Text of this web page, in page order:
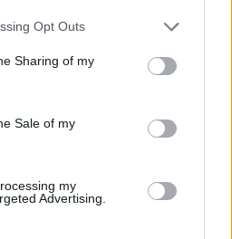
Opt Outs
Sharing of my
Sale of my
my
Advertising.